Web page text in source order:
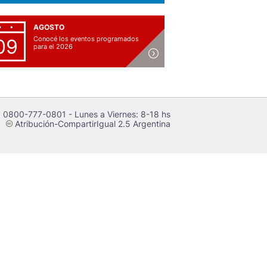
AGOSTO
Conocé los eventos programados
para el 2026
0800-777-0801 - Lunes a Viernes: 8-18 hs
cAtribución-CompartirIgual 2.5 Argentina